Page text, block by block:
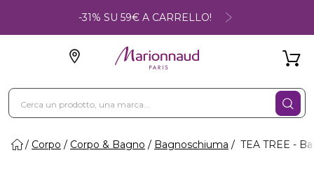
-31% SU 59€ A CARRELLO!
Corpo Corpo & Bagno Bagnoschiuma TEA TREE -